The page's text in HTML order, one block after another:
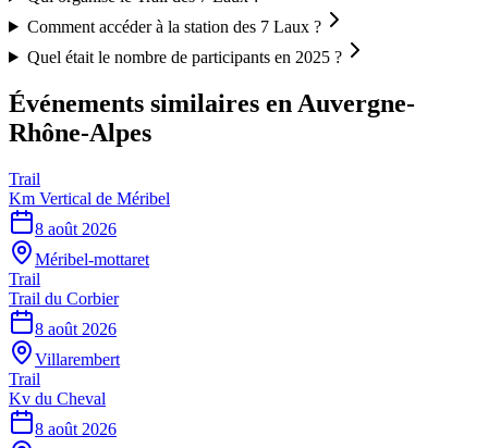
Comment accéder à la station des 7 Laux ?
Quel était le nombre de participants en 2025 ?
Événements similaires en Auvergne-
Rhône-Alpes
Trail
Km Vertical de Méribel
8 août 2026
Méribel-mottaret
Trail
Trail du Corbier
8 août 2026
Villarembert
Trail
Kv du Cheval
8 août 2026